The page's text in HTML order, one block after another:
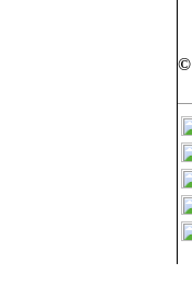
©